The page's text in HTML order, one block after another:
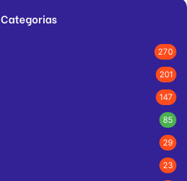
Categorias
270
201
147
85
29
23